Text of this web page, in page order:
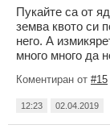
Пукайте са от
земва квото си
него. А
много много да
Коментиран от #15
12:23 02.04.2019